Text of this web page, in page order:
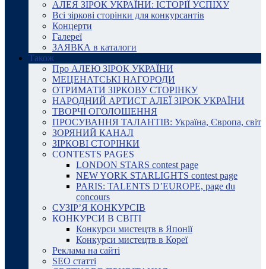
АЛЕЯ ЗІРОК УКРАЇНИ: ІСТОРІЇ УСПІХУ
Всі зіркові сторінки для конкурсантів
Концерти
Галереї
ЗАЯВКА в каталоги
Також
Про АЛЕЮ ЗІРОК УКРАЇНИ
МЕЦЕНАТСЬКІ НАГОРОДИ
ОТРИМАТИ ЗІРКОВУ СТОРІНКУ
НАРОДНИЙ АРТИСТ АЛЕЇ ЗІРОК УКРАЇНИ
ТВОРЧІ ОГОЛОШЕННЯ
ПРОСУВАННЯ ТАЛАНТІВ: Україна, Європа, світ
ЗОРЯНИЙ КАНАЛ
ЗІРКОВІ СТОРІНКИ
CONTESTS PAGES
LONDON STARS contest page
NEW YORK STARLIGHTS contest page
PARIS: TALENTS D’EUROPE, page du
concours
СУЗІР’Я КОНКУРСІВ
КОНКУРСИ В СВІТІ
Конкурси мистецтв в Японії
Конкурси мистецтв в Кореї
Реклама на сайті
SEO статті